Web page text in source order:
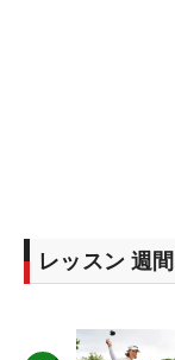
レッスン 週